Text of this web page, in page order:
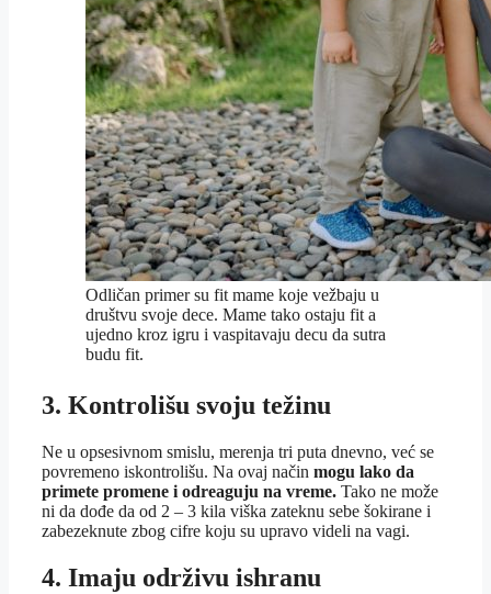
Odličan primer su fit mame koje vežbaju u
društvu svoje dece. Mame tako ostaju fit a
ujedno kroz igru i vaspitavaju decu da sutra
budu fit.
3. Kontrolišu svoju težinu
Ne u opsesivnom smislu, merenja tri puta dnevno, već se
povremeno iskontrolišu. Na ovaj način mogu lako da
primete promene i odreaguju na vreme. Tako ne može
ni da dođe da od 2 – 3 kila viška zateknu sebe šokirane i
zabezeknute zbog cifre koju su upravo videli na vagi.
4. Imaju održivu ishranu